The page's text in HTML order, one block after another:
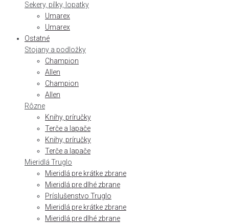
Sekery, pílky, lopatky
Umarex
Umarex
Ostatné
Stojany a podložky
Champion
Allen
Champion
Allen
Rôzne
Knihy, príručky
Terče a lapače
Knihy, príručky
Terče a lapače
Mieridlá Truglo
Mieridlá pre krátke zbrane
Mieridlá pre dlhé zbrane
Príslušenstvo Truglo
Mieridlá pre krátke zbrane
Mieridlá pre dlhé zbrane